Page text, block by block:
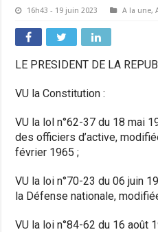
16h43 - 19 juin 2023 A la une,
LE PRESIDENT DE LA
VU la Constitution :
VU la lol n°62-37 du 18 mai
des officiers d’active,
février 1965 ;
VU la loi n°70-23 du 06 juin
la Défense nationale,
VU la loi n°84-62 du 16 août